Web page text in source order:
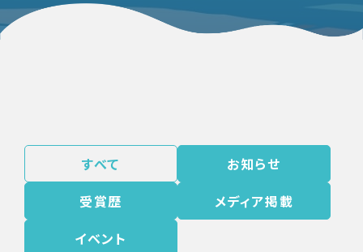
すべて
お知らせ
受賞歴
メディア掲載
イベント